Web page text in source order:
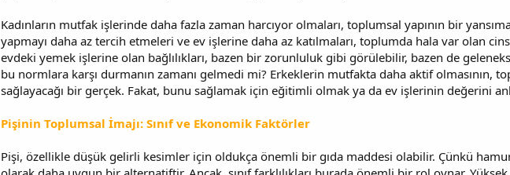
Kadınların mutfak işlerinde daha fazla zaman harcıyor olmaları, toplumsal yapının bir
yapmayı daha az tercih etmeleri ve ev işlerine daha az katılmaları, toplumda hala var olan
evdeki yemek işlerine olan bağlılıkları, bazen bir zorunluluk gibi görülebilir, bazen de
bu normlara karşı durmanın zamanı gelmedi mi? Erkeklerin mutfakta daha aktif olmasının,
sağlayacağı bir gerçek. Fakat, bunu sağlamak için eğitimli olmak ya da ev işlerinin değerini
Pişinin Toplumsal İmajı: Sınıf ve Ekonomik Faktörler
Pişi, özellikle düşük gelirli kesimler için oldukça önemli bir gıda maddesi olabilir. Çünkü